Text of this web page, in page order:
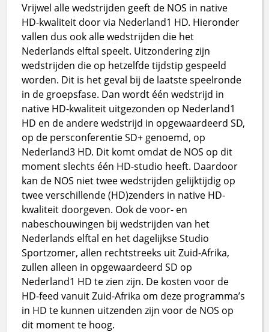
Vrijwel alle wedstrijden geeft de NOS in native
HD-kwaliteit door via Nederland1 HD. Hieronder
vallen dus ook alle wedstrijden die het
Nederlands elftal speelt. Uitzondering zijn
wedstrijden die op hetzelfde tijdstip gespeeld
worden. Dit is het geval bij de laatste speelronde
in de groepsfase. Dan wordt één wedstrijd in
native HD-kwaliteit uitgezonden op Nederland1
HD en de andere wedstrijd in opgewaardeerd SD,
op de persconferentie SD+ genoemd, op
Nederland3 HD. Dit komt omdat de NOS op dit
moment slechts één HD-studio heeft. Daardoor
kan de NOS niet twee wedstrijden gelijktijdig op
twee verschillende (HD)zenders in native HD-
kwaliteit doorgeven. Ook de voor- en
nabeschouwingen bij wedstrijden van het
Nederlands elftal en het dagelijkse Studio
Sportzomer, allen rechtstreeks uit Zuid-Afrika,
zullen alleen in opgewaardeerd SD op
Nederland1 HD te zien zijn. De kosten voor de
HD-feed vanuit Zuid-Afrika om deze programma’s
in HD te kunnen uitzenden zijn voor de NOS op
dit moment te hoog.